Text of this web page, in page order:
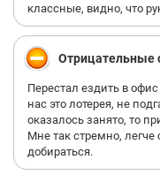
классные, видно, что
Отрицательные
Перестал ездить в
нас это лотерея, не
оказалось занято, то
Мне так стремно,
добираться.